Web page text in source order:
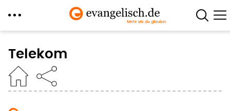
zum
Inhalt
Telekom